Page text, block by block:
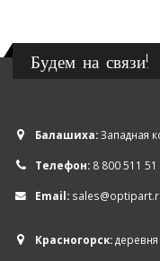
Будем на связи!
Балашиха:Западная
Телефон: 8 800 511 51
Email:
Красногорск: